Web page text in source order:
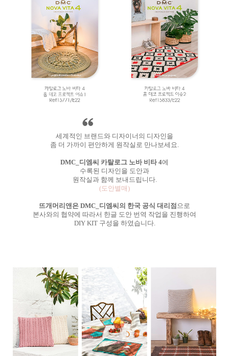
세계적인 브랜드와 디자이너의 디자인을
좀 더 가까이 편안하게 원작실로 만나보세요.
DMC_디엠씨 카탈로그 노바 비타 4에
수록된 디자인을 도안과
원작실과 함께 보내드립니다.
(도안별매)
뜨개머리앤은 DMC_디엠씨의 한국 공식 대리점 으로
본사와의 협약에 따라서 한글 도안 번역 작업을 진행하여
DIY KIT 구성을 하였습니다.